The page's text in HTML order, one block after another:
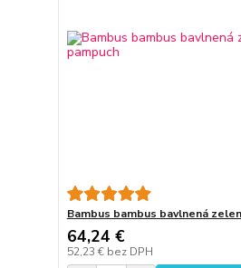
Bambus bambus bavlnená
64,24 €
52,23 € bez DPH